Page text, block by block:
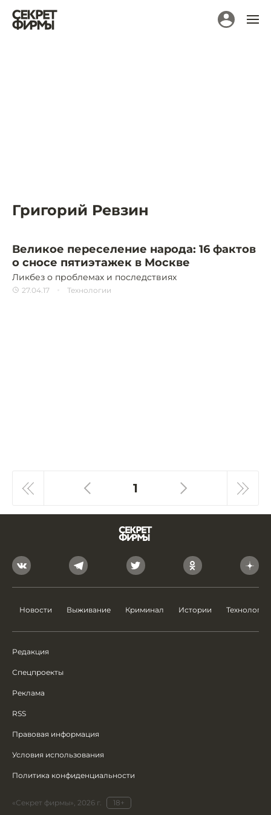
Григорий Ревзин
Великое переселение народа: 16 фактов
о сносе пятиэтажек в Москве
Ликбез о проблемах и последствиях
27.04.17 Технологии
1
Новости Выживание Криминал Истории Технологии
Редакция
Спецпроекты
Реклама
RSS
Правовая информация
Условия использования
Политика конфиденциальности
«Секрет фирмы», 2026 г.
18+